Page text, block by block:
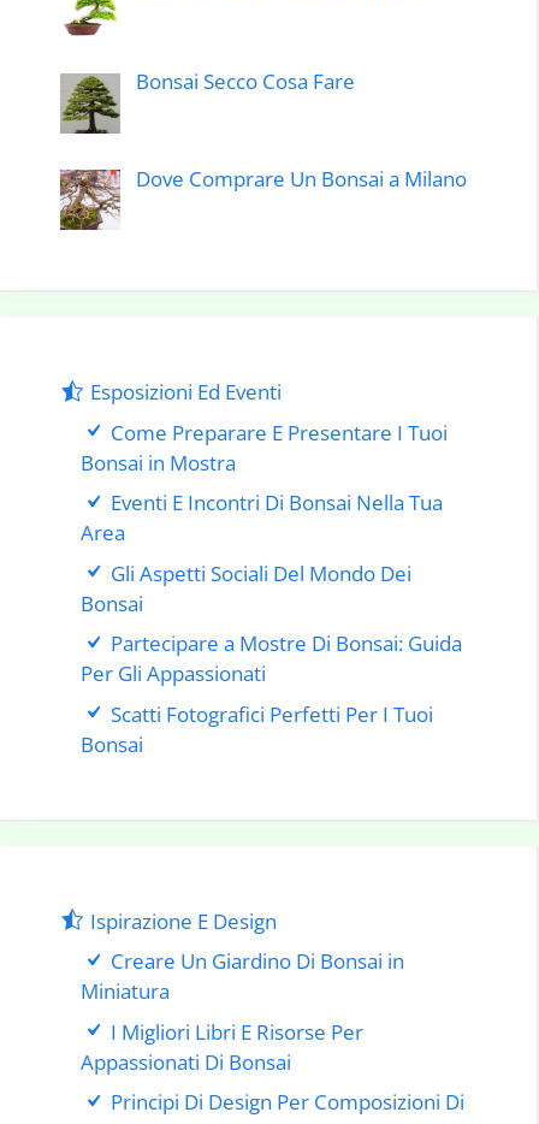
Bonsai Secco Cosa Fare
Dove Comprare Un Bonsai a Milano
Esposizioni Ed Eventi
Come Preparare E Presentare I Tuoi
Bonsai in Mostra
Eventi E Incontri Di Bonsai Nella Tua
Area
Gli Aspetti Sociali Del Mondo Dei
Bonsai
Partecipare a Mostre Di Bonsai: Guida
Per Gli Appassionati
Scatti Fotografici Perfetti Per I Tuoi
Bonsai
Ispirazione E Design
Creare Un Giardino Di Bonsai in
Miniatura
I Migliori Libri E Risorse Per
Appassionati Di Bonsai
Principi Di Design Per Composizioni Di